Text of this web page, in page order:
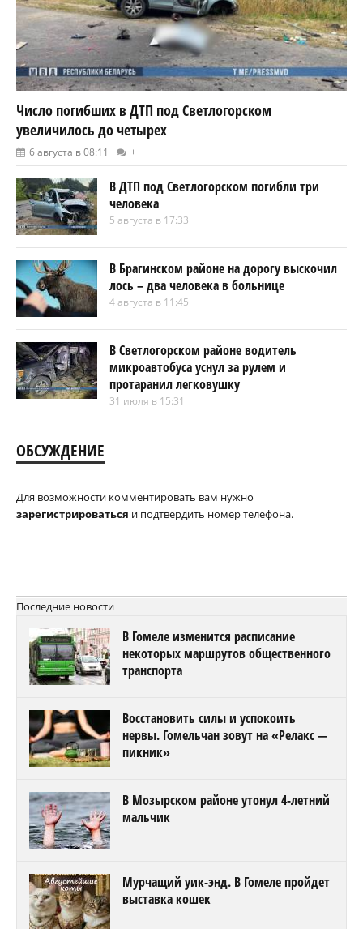
Число погибших в ДТП под Светлогорском
увеличилось до четырех
6 августа в 08:11 +
В ДТП под Светлогорском погибли три
человека
5 августа в 17:33
В Брагинском районе на дорогу выскочил
лось – два человека в больнице
4 августа в 11:45
В Светлогорском районе водитель
микроавтобуса уснул за рулем и
протаранил легковушку
31 июля в 15:31
ОБСУЖДЕНИЕ
Для возможности комментировать вам нужно
зарегистрироваться и подтвердить номер телефона.
Последние новости
В Гомеле изменится расписание
некоторых маршрутов общественного
транспорта
Восстановить силы и успокоить
нервы. Гомельчан зовут на «Релакс —
пикник»
В Мозырском районе утонул 4-летний
мальчик
Мурчащий уик-энд. В Гомеле пройдет
выставка кошек